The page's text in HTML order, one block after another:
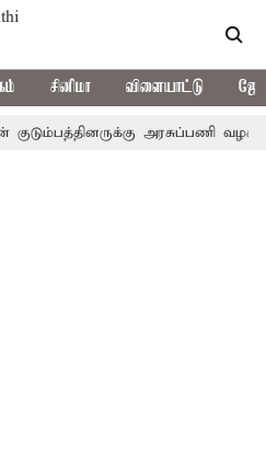
சினிமா விளையாட்டு
அரசுப்பணி வழக்கு;